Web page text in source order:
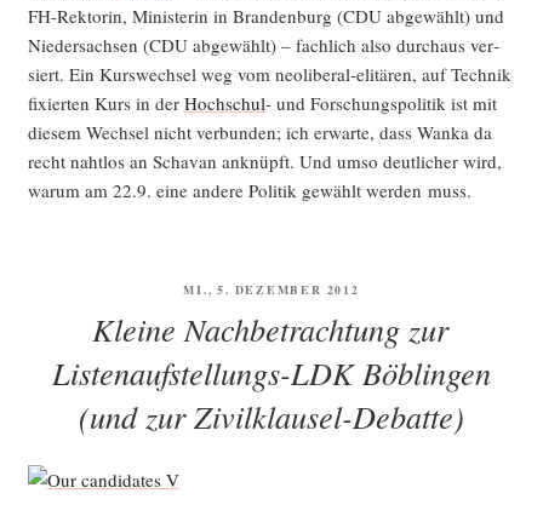
FH-Rek­to­rin, Minis­te­rin in Bran­den­burg (CDU abge­wählt) und
Nie­der­sach­sen (CDU abge­wählt) – fach­lich also durch­aus ver­
siert. Ein Kurs­wech­sel weg vom neo­li­be­ral-eli­tä­ren, auf Tech­nik
fixier­ten Kurs in der Hoch­schul- und For­schungs­po­li­tik ist mit
die­sem Wech­sel nicht ver­bun­den; ich erwar­te, dass Wan­ka da
recht naht­los an Scha­van anknüpft. Und umso deut­li­cher wird,
war­um am 22.9. eine ande­re Poli­tik gewählt wer­den muss.
VERÖFFENTLICHT
MI., 5. DEZEMBER 2012
Kleine Nachbetrachtung zur
Listenaufstellungs-LDK Böblingen
(und zur Zivilklausel-Debatte)